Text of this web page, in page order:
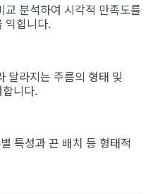
분석하여 시각적 만족도를
익힙니다.
달라지는 주름의 형태 및
니다.
특성과 끈 배치 등 형태적